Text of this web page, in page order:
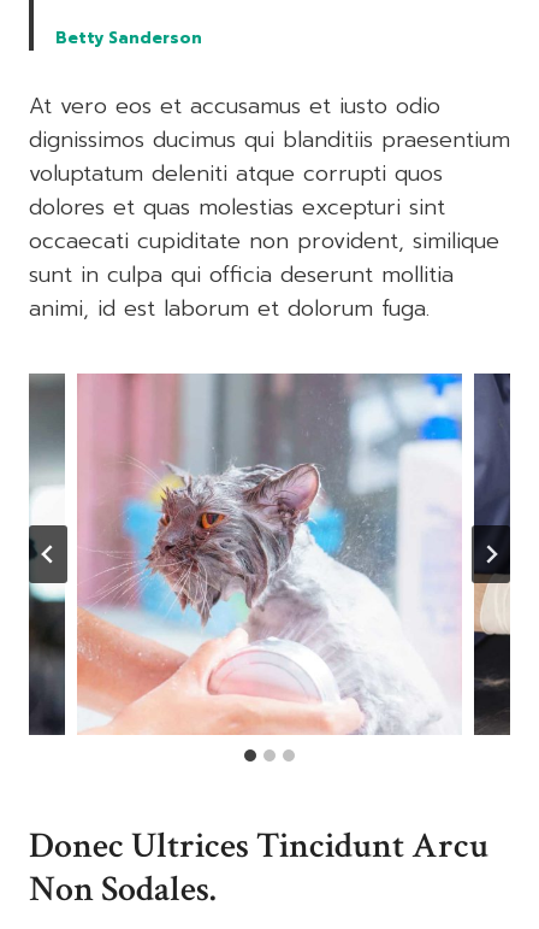
Betty Sanderson
At vero eos et accusamus et iusto odio
dignissimos ducimus qui blanditiis praesentium
voluptatum deleniti atque corrupti quos
dolores et quas molestias excepturi sint
occaecati cupiditate non provident, similique
sunt in culpa qui officia deserunt mollitia
animi, id est laborum et dolorum fuga.
Donec Ultrices Tincidunt Arcu
Non Sodales.